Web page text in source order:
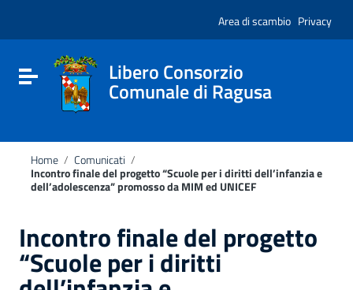
sito
include
Vai al footer
Area di scambio Privacy
Attiva / disattiva la navigazione
Libero Consorzio
Comunale di Ragusa
Home / Comunicati /
Incontro finale del progetto “Scuole per i diritti dell’infanzia e
dell’adolescenza” promosso da MIM ed UNICEF
Incontro finale del progetto
“Scuole per i diritti